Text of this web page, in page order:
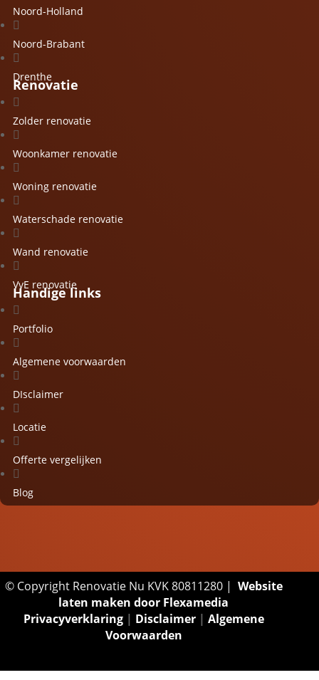
Noord-Holland

Noord-Brabant

Drenthe
Renovatie

Zolder renovatie

Woonkamer renovatie

Woning renovatie

Waterschade renovatie

Wand renovatie

VvE renovatie
Handige links

Portfolio

Algemene voorwaarden

DIsclaimer

Locatie

Offerte vergelijken

Blog
© Copyright Renovatie Nu KVK 80811280 | Website
laten maken door Flexamedia
Privacyverklaring| Disclaimer| Algemene
Voorwaarden